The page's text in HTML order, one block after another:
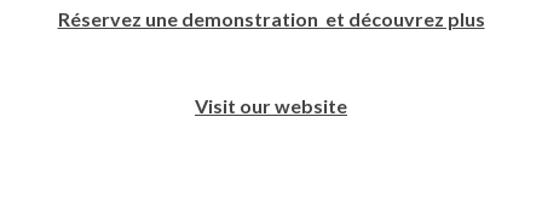
Réservez une demonstration et découvrez plus
Visit our website